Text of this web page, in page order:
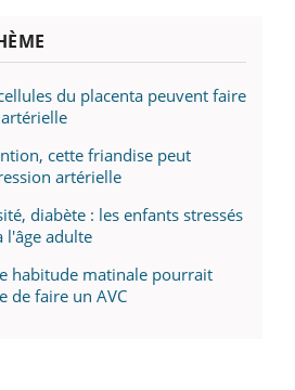
du placenta peuvent faire
cette friandise peut
artérielle
diabète : les enfants stressés
l'âge adulte
habitude matinale pourrait
de faire un AVC